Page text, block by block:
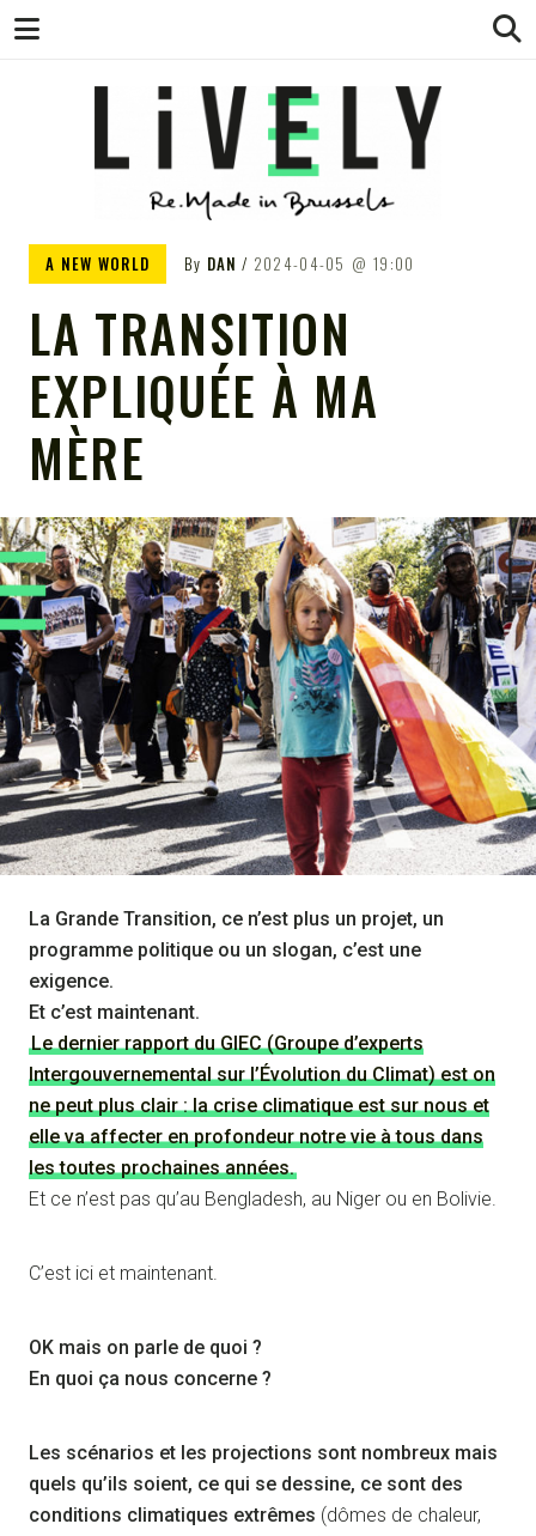
LIVELY – LE
WEBMAG DE
L'ÉCONOMIE
CIRCULAIRE
à Bruxelles, en Belgique et dans le reste
A NEW WORLD By DAN 2024-04-05 19:00
LA TRANSITION
EXPLIQUÉE À MA
MÈRE
La Grande Transition, ce n’est plus un projet, un
programme politique ou un slogan, c’est une
exigence.
Et c’est maintenant.
Le dernier rapport du GIEC (Groupe d’experts
Intergouvernemental sur l’Évolution du Climat) est on
ne peut plus clair : la crise climatique est sur nous et
elle va affecter en profondeur notre vie à tous dans
les toutes prochaines années.
Et ce n’est pas qu’au Bengladesh, au Niger ou en Bolivie.
C’est ici et maintenant.
OK mais on parle de quoi ?
En quoi ça nous concerne ?
Les scénarios et les projections sont nombreux mais
quels qu’ils soient, ce qui se dessine, ce sont des
conditions climatiques extrêmes (dômes de chaleur,